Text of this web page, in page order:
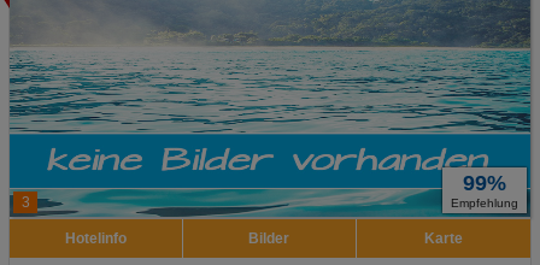
3
99%
Empfehlung
Hotelinfo Bilder Karte